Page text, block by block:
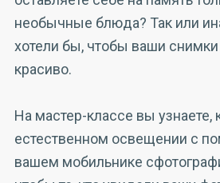
необычные блюда? Так или
хотели бы, чтобы ваши
красиво.
На мастер-классе вы узнаете,
естественном освещении с
вашем мобильнике